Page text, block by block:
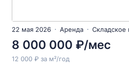
22 мая 2026 Аренда
8 000 000 ₽/мес
12 000 ₽ за м²/год